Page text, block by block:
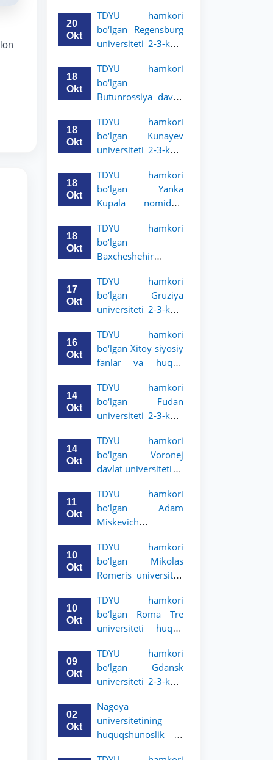
talabalari uchun
akademik mobillik
dasturini e’lon qildi
20
Okt
TDYU hamkori
bo‘lgan Regensburg
universiteti 2-3-kurs
akademik mobillik
dasturini e’lon qildi
18
Okt
TDYU hamkori
bo‘lgan
Butunrossiya davlat
3-kurs talabalari
uchun akademik
mobillik dasturini
18
Okt
TDYU hamkori
bo‘lgan Kunayev
universiteti 2-3-kurs
akademik mobillik
dasturini e’lon qiladi
18
Okt
TDYU hamkori
bo‘lgan Yanka
Kupala nomidagi
universiteti 2-3-
bosqich talabalari
uchun akademik
e’lon qildi
18
Okt
TDYU hamkori
bo‘lgan
Baxcheshehir
bosqich talabalari
uchun akademik
mobillik dasturini
17
Okt
TDYU hamkori
bo‘lgan Gruziya
universiteti 2-3-kurs
akademik mobillik
dasturini e’lon qildi
16
Okt
TDYU hamkori
bo‘lgan Xitoy siyosiy
fanlar va huquq
talabalari uchun
akademik mobillik
dasturini e’lon qildi
14
Okt
TDYU hamkori
bo‘lgan Fudan
universiteti 2-3-kurs
akademik mobillik
dasturini e’lon qildi
14
Okt
TDYU hamkori
bo‘lgan Voronej
davlat universiteti 2-
uchun akademik
mobillik dasturini
e’lon qildi
11
Okt
TDYU hamkori
bo‘lgan Adam
Miskevich
bosqich talabalari
uchun akademik
mobillik dasturini
10
Okt
TDYU hamkori
bo‘lgan Mikolas
Romeris universiteti
uchun akademik
mobillik dasturini
e’lon qildi
10
Okt
TDYU hamkori
bo‘lgan Roma Tre
universiteti huquq
talabalari uchun
akademik mobillik
dasturini e’lon qildi
09
Okt
TDYU hamkori
bo‘lgan Gdansk
universiteti 2-3-kurs
akademik mobillik
dasturini e’lon qildi
02
Okt
Nagoya
universitetining
huquqshunoslik va